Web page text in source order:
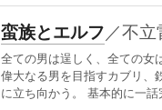
蛮族とエルフ／不立
全ての男は逞しく、全ての女
偉大なる男を目指すカブリ、
に立ち向かう。 基本的に一